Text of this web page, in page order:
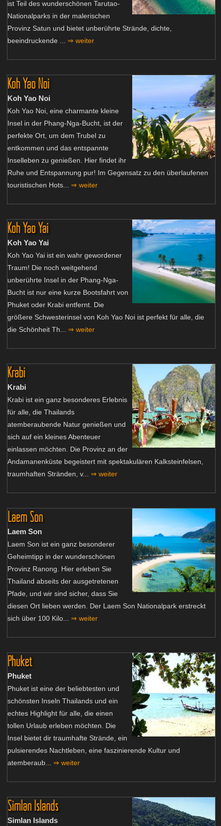
ist Teil des wunderschönen Tarutao-
Nationalparks in der malerischen
Provinz Satun und bietet unberührte Strände, dichte,
beeindruckende ... ⇒ weiter
Koh Yao Noi
Koh Yao Noi
Koh Yao Noi, eine charmante kleine
Insel in der Phang-Nga-Bucht, ist der
perfekte Ort, um dem Trubel zu
entkommen und das entspannte
Inselleben zu genießen. Hier findet ihr
Ruhe und Entspannung pur! Im Gegensatz zu den überlaufenen
touristischen Hots... ⇒ weiter
Koh Yao Yai
Koh Yao Yai
Koh Yao Yai ist ein wahr gewordener
Traum! Die noch weitgehend
unberührte Insel in der Phang-Nga-
Bucht ist nur eine kurze Bootsfahrt von
Phuket oder Krabi entfernt. Die
größere Schwesterinsel von Koh Yao Noi ist perfekt für alle, die
die Schönheit Th... ⇒ weiter
Krabi
Krabi
Krabi ist ein ganz besonderes Erlebnis
für alle, die Thailands
atemberaubende Natur genießen und
sich auf ein kleines Abenteuer
einlassen möchten. Die Provinz an der
Andamanenküste begeistert mit spektakulären Kalksteinfelsen,
traumhaften Stränden, v... ⇒ weiter
Laem Son
Laem Son
Laem Son ist ein ganz besonderer
Geheimtipp in der wunderschönen
Provinz Ranong. Hier erleben Sie
Thailand abseits der ausgetretenen
Pfade, und wir sind sicher, dass Sie
diesen Ort lieben werden. Der Laem Son Nationalpark erstreckt
sich über 100 Kilo... ⇒ weiter
Phuket
Phuket
Phuket ist eine der beliebtesten und
schönsten Inseln Thailands und ein
echtes Highlight für alle, die einen
tollen Urlaub erleben möchten. Die
Insel bietet dir traumhafte Strände, ein
pulsierendes Nachtleben, eine faszinierende Kultur und
atemberaub... ⇒ weiter
Simlan Islands
Simlan Islands